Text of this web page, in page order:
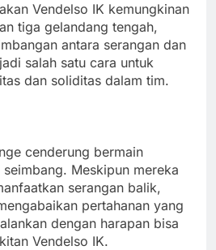
Vendelso IK kemungkinan
tiga gelandang tengah,
antara serangan dan
salah satu cara untuk
dan soliditas dalam tim.
cenderung bermain
Meskipun mereka
serangan balik,
pertahanan yang
dengan harapan bisa
Vendelso IK.